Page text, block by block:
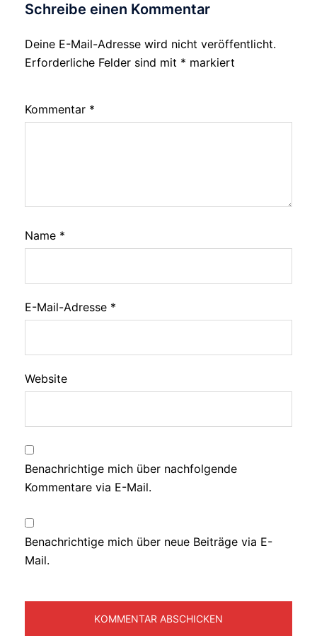
Schreibe einen Kommentar
Deine E-Mail-Adresse wird nicht veröffentlicht.
Erforderliche Felder sind mit * markiert
Kommentar *
Name *
E-Mail-Adresse *
Website
Benachrichtige mich über nachfolgende
Kommentare via E-Mail.
Benachrichtige mich über neue Beiträge via E-
Mail.
Alternative: